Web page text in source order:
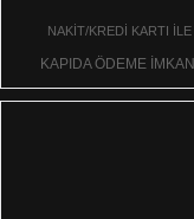
NAKİT/KREDİ KARTI İLE
KAPIDA ÖDEME İMKANI